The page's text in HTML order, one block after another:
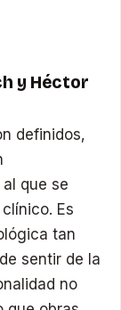
y Héctor
definidos,
que se
Es
tan
sentir de la
no